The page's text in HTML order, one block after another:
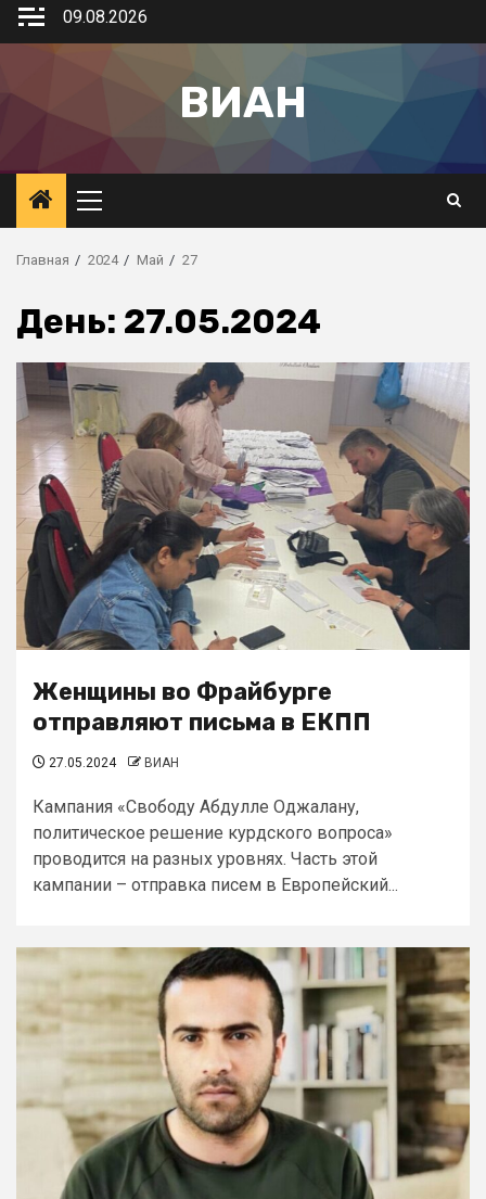
09.08.2026
ВИАН
Главная 2024 Май 27
День: 27.05.2024
Женщины во Фрайбурге
отправляют письма в ЕКПП
27.05.2024 ВИАН
Кампания «Свободу Абдулле Оджалану,
политическое решение курдского вопроса»
проводится на разных уровнях. Часть этой
кампании – отправка писем в Европейский...